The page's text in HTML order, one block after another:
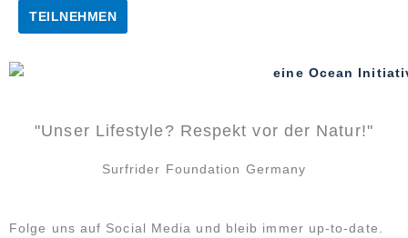
TEILNEHMEN
"Unser Lifestyle? Respekt vor der Natur!"
Surfrider Foundation Germany
Folge uns auf Social Media und bleib immer up-to-date.